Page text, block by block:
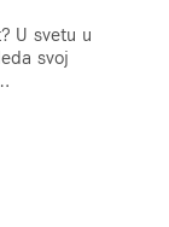
U svetu u
svoj